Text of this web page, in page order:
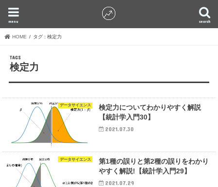
search
menu
HOME タグ : 検定力
検定力
データサイエンス
検定力についてわかりやすく解説
【統計学入門30】
2021.07.30
データサイエンス
第1種の誤りと第2種の誤りをわかり
やすく解説!【統計学入門29】
2021.07.29